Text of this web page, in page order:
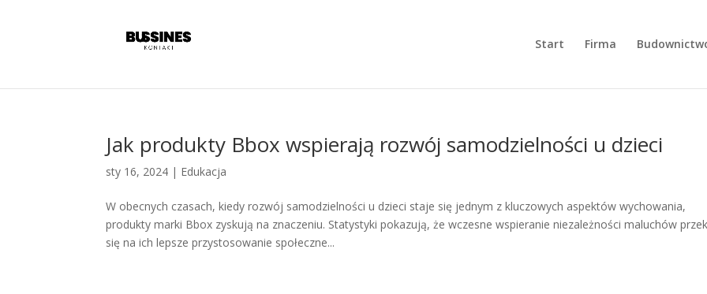
Start Firma
Jak produkty Bbox wspierają rozwój samodzielności u dzieci
sty 16, 2024 | Edukacja
W obecnych czasach, kiedy rozwój samodzielności u dzieci staje się jednym z kluczowych aspektów wychowania,
produkty marki Bbox zyskują na znaczeniu. Statystyki pokazują, że wczesne wspieranie niezależności maluchów
się na ich lepsze przystosowanie społeczne...